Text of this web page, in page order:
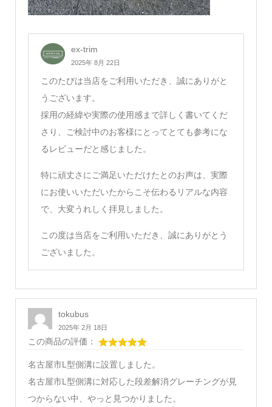
ex-trim
2025年 8月 22日
このたびは当店をご利用いただき、誠にありがと
うございます。
採用の経緯や実際の使用感まで詳しく書いてくだ
さり、ご検討中のお客様にとってとても参考にな
るレビューだと感じました。
特に頑丈さにご満足いただけたとのお声は、実際
にお使いいただいたからこそ伝わるリアルな内容
で、大変うれしく拝見しました。
この度は当店をご利用いただき、誠にありがとう
ございました。
tokubus
2025年 2月 18日
この商品の評価：
名古屋市L型側溝に設置しました。
名古屋市L型側溝に対応した段差解消グレーチングが見
つからない中、やっと見つかりました。